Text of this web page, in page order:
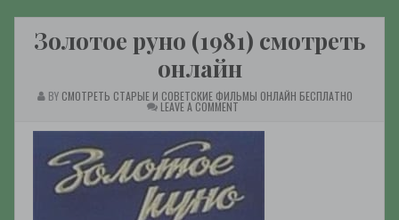
Золотое руно (1981) смотреть
онлайн
BY СМОТРЕТЬ СТАРЫЕ И СОВЕТСКИЕ ФИЛЬМЫ ОНЛАЙН БЕСПЛАТНО
LEAVE A COMMENTON